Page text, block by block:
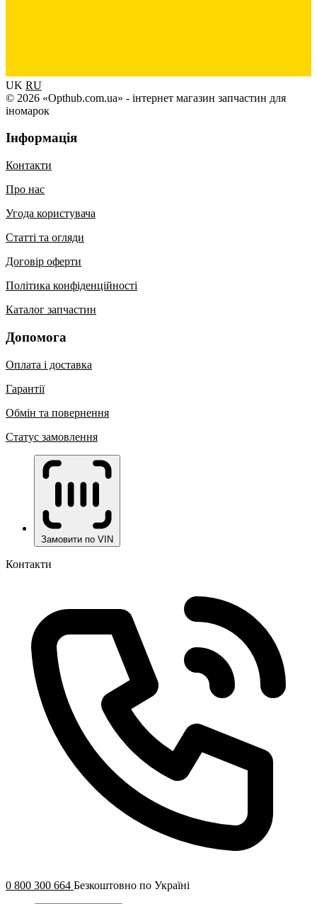
UK RU
© 2026 «Opthub.com.ua» - інтернет магазин запчастин для
іномарок
Інформація
Контакти
Про нас
Угода користувача
Статті та огляди
Договір оферти
Політика конфіденційності
Каталог запчастин
Допомога
Оплата і доставка
Гарантії
Обмін та повернення
Статус замовлення
Замовити по VIN
Контакти
0 800 300 664 Безкоштовно по Україні